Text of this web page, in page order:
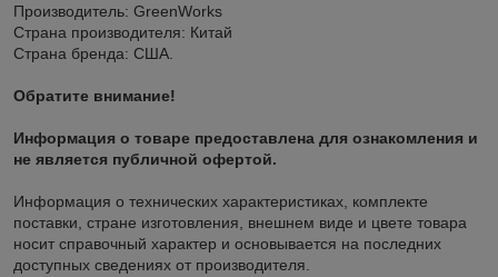
Производитель: GreenWorks
Страна производителя: Китай
Страна бренда: США.
Обратите внимание!
Информация о товаре предоставлена для ознакомления и
не является публичной офертой.
Информация о технических характеристиках, комплекте
поставки, стране изготовления, внешнем виде и цвете товара
носит справочный характер и основывается на последних
доступных сведениях от производителя.